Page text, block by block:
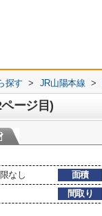
探す > JR山陽本線 >
ージ目)
なし 面積
間取り